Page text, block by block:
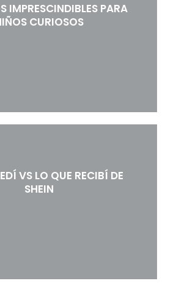
IMPRESCINDIBLES PARA
CURIOSOS
VS LO QUE RECIBÍ DE
SHEIN